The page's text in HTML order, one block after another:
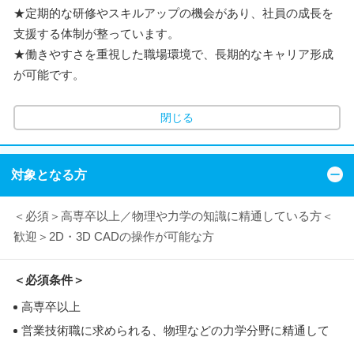
★定期的な研修やスキルアップの機会があり、社員の成長を
支援する体制が整っています。
★働きやすさを重視した職場環境で、長期的なキャリア形成
が可能です。
閉じる
対象となる方
＜必須＞高専卒以上／物理や力学の知識に精通している方＜
歓迎＞2D・3D CADの操作が可能な方
＜必須条件＞
高専卒以上
営業技術職に求められる、物理などの力学分野に精通して